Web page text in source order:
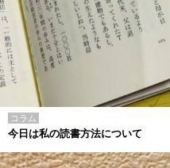
コラム
今日は私の読書方法について